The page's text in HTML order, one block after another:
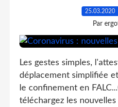
25.03.2020
Par
Les gestes simples,
déplacement simplifiée
le confinement en
téléchargez les